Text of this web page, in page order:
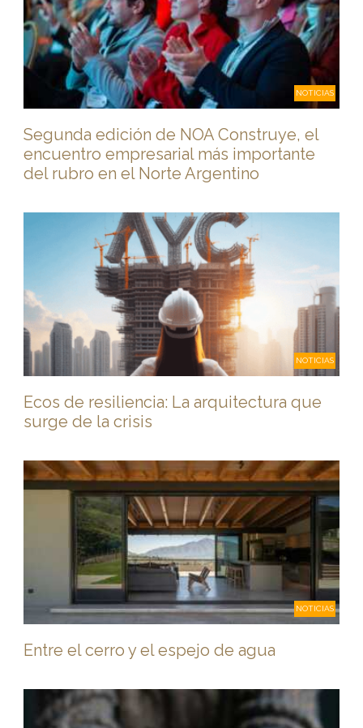
NOTICIAS
Segunda edición de NOA Construye, el
encuentro empresarial más importante
del rubro en el Norte Argentino
NOTICIAS
Ecos de resiliencia: La arquitectura que
surge de la crisis
NOTICIAS
Entre el cerro y el espejo de agua